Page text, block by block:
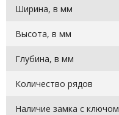
Ширина, в мм
Высота, в мм
Глубина, в мм
Количество рядов
Наличие замка с ключом